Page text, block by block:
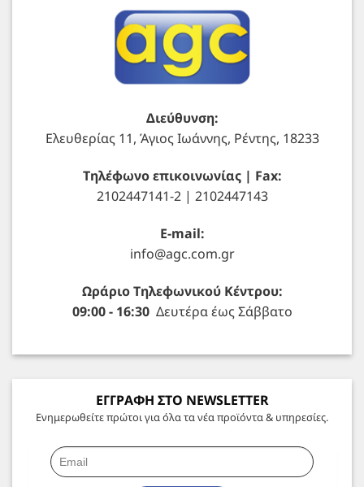
Διεύθυνση:
Ελευθερίας 11, Άγιος Ιωάννης, Ρέντης, 18233
Τηλέφωνο επικοινωνίας | Fax:
2102447141-2 | 2102447143
E-mail:
info@agc.com.gr
Ωράριο Τηλεφωνικού Κέντρου:
09:00 - 16:30Δευτέρα έως Σάββατο
ΕΓΓΡΑΦΗ ΣΤΟ NEWSLETTER
Ενημερωθείτε πρώτοι για όλα τα νέα προϊόντα & υπηρεσίες.